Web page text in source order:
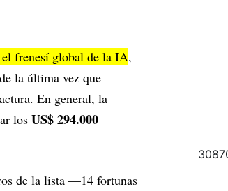
frenesí global de la IA,
la última vez que
En general, la
los US$ 294.000
de la lista —14 fortunas